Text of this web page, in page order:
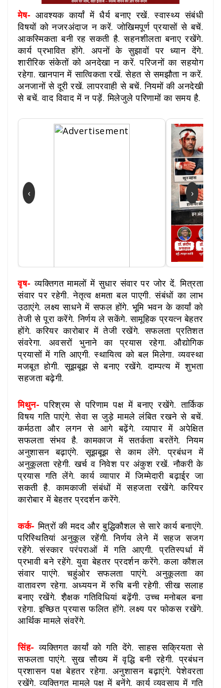
मेष- आवश्यक कार्यां में धैर्य बनाए रखें. स्वास्थ्य संबंधी
विषयों को नजरअंदाज न करें. जोखिमपूर्ण प्रयासों से बचें.
आकस्मिकता बनी रह सकती है. सहनशीलता बनाए रखेंगे.
कार्य प्रभावित होंगे. अपनों के सुझावों पर ध्यान देंगे.
शारीरिक संकेतों को अनदेखा न करें. परिजनों का सहयोग
रहेगा. खानपान में सात्विकता रखें. सेहत से समझौता न करें.
अनजानों से दूरी रखें. लापरवाही से बचें. नियमों की अनदेखी
से बचें. वाद विवाद में न पड़ें. मिलेजुले परिणामों का समय है.
‹ ›
वृष-व्यक्तिगत मामलों में सुधार संवार पर जोर दें. मित्रता
संवार पर रहेगी. नेतृत्व क्षमता बल पाएगी. संबंधों का लाभ
उठाएंगे. लक्ष्य साधने में सफल होंगे. भूमि भवन के कार्यां को
तेजी से पूरा करेंगे. निर्णय ले सकेंगे. सामूहिक प्रयत्न बेहतर
होंगे. करियर कारोबार में तेजी रखेंगे. सफलता प्रतिशत
संवरेगा. अवसरों भुनाने का प्रयास रहेगा. औद्योगिक
प्रयासों में गति आएगी. स्थायित्व को बल मिलेगा. व्यवस्था
मजबूत होगी. सूझबूझ से बनाए रखेंगे. दाम्पत्य में शुभता
सहजता बढ़ेगी.
मिथुन-परिश्रम से परिणाम पक्ष में बनाए रखेंगे. तार्किक
विषय गति पाएंगे. सेवा स जुड़े मामले लंबित रखने से बचें.
कर्मठता और लगन से आगे बढ़ेंगे. व्यापार में अपेक्षित
सफलता संभव है. कामकाज में सतर्कता बरतेंगे. नियम
अनुशासन बढ़ाएंगे. सूझबूझ से काम लेंगे. प्रबंधन में
अनुकूलता रहेगी. खर्च व निवेश पर अंकुश रखें. नौकरी के
प्रयास गति लेंगे. कार्य व्यापार में जिम्मेदारी बढ़ाई्र जा
सकती है. कामकाजी संबंधों में सहजता रखेंगे. करियर
कारोबार में बेहतर प्रदर्शन करेंगे.
कर्क- मित्रों की मदद और बुद्धिकौशल से सारे कार्य बनाएंगे.
परिस्थितियां अनुकूल रहेंगी. निर्णय लेने में सहज सजग
रहेंगे. संस्कार परंपराओं में गति आएगी. प्रतिस्पर्धा में
प्रभावी बने रहेंगे. युवा बेहतर प्रदर्शन करेंगे. कला कौशल
संवार पाएंगे. चहुंओर सफलता पाएंगे. अनुकूलता का
वातावरण रहेगा. अध्ययन में रुचि बनी रहेगी. सीख सलाह
बनाए रखेंगे. शै़क्षक गतिविधियां बढ़ेंगी. उच्च मनोबल बना
रहेगा. इच्छित प्रयास फलित होंगे. लक्ष्य पर फोकस रखेंगे.
आर्थिक मामले संवरेंगे.
सिंह-व्यक्तिगत कार्यां को गति देंगे. साहस सक्रियता से
सफलता पाएंगे. सुख सौख्य में वृद्धि बनी रहेगी. प्रबंधन
प्रशासन पक्ष बेहतर रहेगा. अनुशासन बढ़ाएंगे. पेशेवरता
रखेंगे. व्यक्तिगत मामले पक्ष में बनेंगे. कार्य व्यवसाय में गति